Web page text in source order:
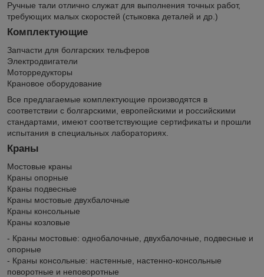
Ручные тали отлично служат для выполнения точных работ,
требующих малых скоростей (стыковка деталей и др.)
Комплектующие
Запчасти для болгарских тельферов
Электродвигатели
Моторредукторы
Крановое оборудование
Все предлагаемые комплектующие производятся в
соответствии с болгарскими, европейскими и российскими
стандартами, имеют соответствующие сертификаты и прошли
испытания в специальных лабораториях.
Краны
Мостовые краны
Краны опорные
Краны подвесные
Краны мостовые двухбалочные
Краны консольные
Краны козловые
- Краны мостовые: однобалочные, двухбалочные, подвесные и
опорные
- Краны консольные: настенные, настенно-консольные
поворотные и неповоротные